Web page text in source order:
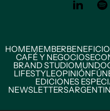
HOMEMEMBER
CAFÉ Y NEGOCIOS
BRAND STUDIOMUNDO
LIFESTYLEOPINIÓN
EDICIONES
NEWSLETTERS